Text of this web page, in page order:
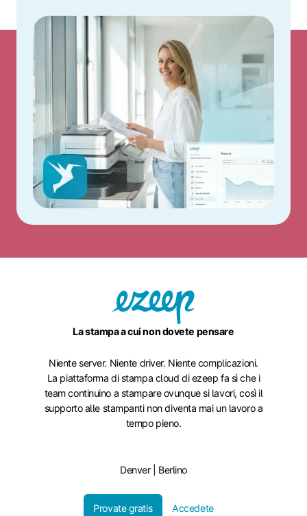
La stampa a cui non dovete pensare
Niente server. Niente driver. Niente complicazioni.
La piattaforma di stampa cloud di ezeep fa sì che i
team continuino a stampare ovunque si lavori, così il
supporto alle stampanti non diventa mai un lavoro a
tempo pieno.
Denver | Berlino
Provate gratis Accedete